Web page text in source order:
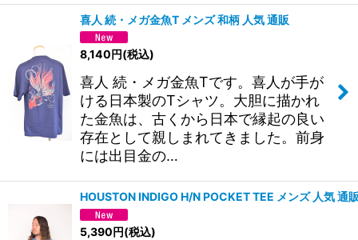
喜人 続・メガ金魚T メンズ 和柄 人気 通販
8,140円(税込)
喜人 続・メガ金魚Tです。喜人が手が
ける日本製のTシャツ。大胆に描かれ
た金魚は、古くから日本で縁起の良い
存在として親しまれてきました。前身
には出目金の…
HOUSTON INDIGO H/N POCKET TEE メンズ 人気 通
5,390円(税込)